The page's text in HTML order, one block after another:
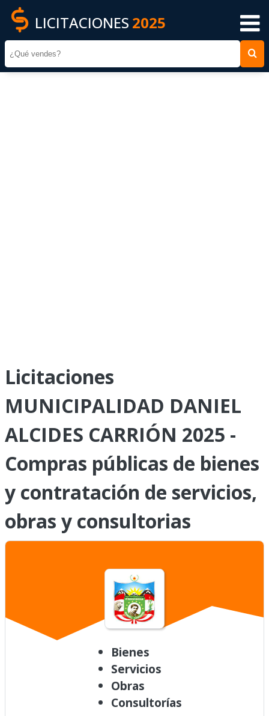
LICITACIONES 2025
Licitaciones
MUNICIPALIDAD DANIEL
ALCIDES CARRIÓN 2025 -
Compras públicas de bienes
y contratación de servicios,
obras y consultorias
Bienes
Servicios
Obras
Consultorías